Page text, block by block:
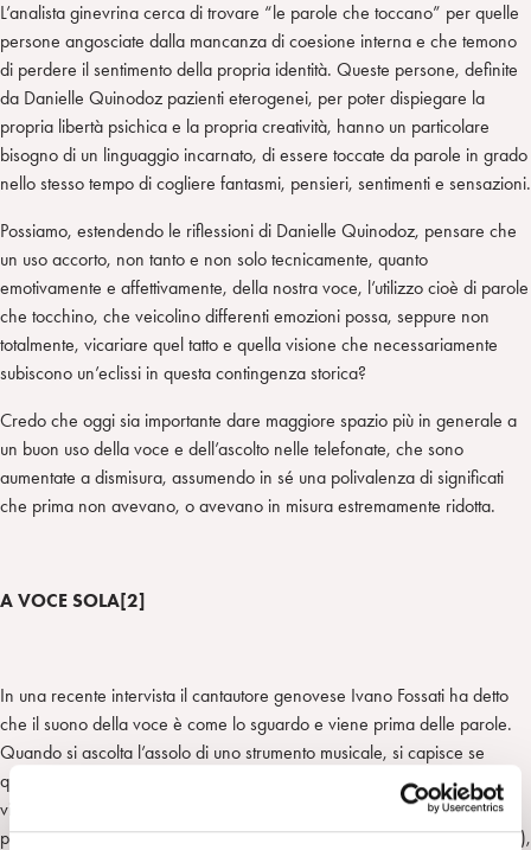
L’analista ginevrina cerca di trovare “le parole che toccano” per quelle
persone angosciate dalla mancanza di coesione interna e che temono
di perdere il sentimento della propria identità. Queste persone, definite
da Danielle Quinodoz pazienti eterogenei, per poter dispiegare la
propria libertà psichica e la propria creatività, hanno un particolare
bisogno di un linguaggio incarnato, di essere toccate da parole in grado
nello stesso tempo di cogliere fantasmi, pensieri, sentimenti e sensazioni.
Possiamo, estendendo le riflessioni di Danielle Quinodoz, pensare che
un uso accorto, non tanto e non solo tecnicamente, quanto
emotivamente e affettivamente, della nostra voce, l’utilizzo cioè di parole
che tocchino, che veicolino differenti emozioni possa, seppure non
totalmente, vicariare quel tatto e quella visione che necessariamente
subiscono un’eclissi in questa contingenza storica?
Credo che oggi sia importante dare maggiore spazio più in generale a
un buon uso della voce e dell’ascolto nelle telefonate, che sono
aumentate a dismisura, assumendo in sé una polivalenza di significati
che prima non avevano, o avevano in misura estremamente ridotta.
A VOCE SOLA[2]
In una recente intervista il cantautore genovese Ivano Fossati ha detto
che il suono della voce è come lo sguardo e viene prima delle parole.
Quando si ascolta l’assolo di uno strumento musicale, si capisce se
quelle frasi sono sincere o se chi sta suonando sta solo facendo
virtuosismi, o esercizi. Questi aspetti della voce sono stati studiati da
psicoanalisti quali Thomas Ogden (1999), Antonio Di Benedetto (2000),